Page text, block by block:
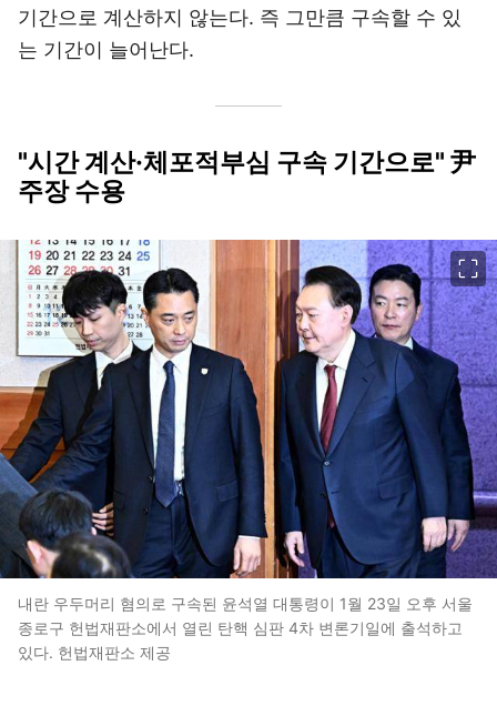
기간으로 계산하지 않는다. 즉 그만큼 구속할 수 있
는 기간이 늘어난다.
"시간 계산·체포적부심 구속 기간으로" 尹
주장 수용
내란 우두머리 혐의로 구속된 윤석열 대통령이 1월 23일 오후 서울
종로구 헌법재판소에서 열린 탄핵 심판 4차 변론기일에 출석하고
있다. 헌법재판소 제공